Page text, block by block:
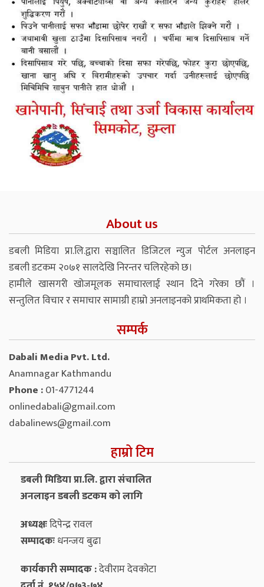
About us
डबली मिडिया प्रा.लि.द्वारा सञ्चालित डिजिटल न्युज पोर्टल अनलाइन
डबली डटकम २०७१ सालदेखि निरन्तर चलिरहेको छ।
हामीले खासगरी खोजमूलक समाचारलाई स्थान दिने गरेका छौं ।
सन्तुलित विचार र समाचार सामाग्री हाम्रो अनलाइनको प्राथमिकता हो ।
सम्पर्क
Dabali Media Pvt. Ltd.
Anamnagar Kathmandu
Phone :01-4771244
onlinedabali@gmail.com
dabalinews@gmail.com
हाम्रो टिम
डबली मिडिया प्रा.लि. द्वारा संचालित
अनलाइन डबली डटकम को लागि
अध्यक्षःदिपेन्द्र रावल
सम्पादकःधनन्‍जय बुढा
कार्यकारी सम्पादक :देवीराम देवकोटा